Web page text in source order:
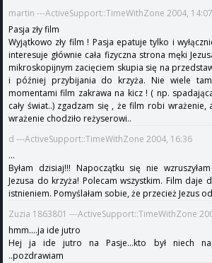
martin ---ActiveSupport::TimeWithZone 2004, 14:07
Pasja zły film
Wyjątkowo zły film ! Pasja epatuje tylko i
interesuje głównie cała fizyczna strona męki
mikroskopijnym zacięciem skupia się na
i później przybijania do krzyża. Nie wiele
momentami film zakrawa na kicz ! ( np.
cały świat..) zgadzam się , że film robi
wrażenie chodziło reżyserowi..
d ---ActiveSupport::TimeWithZone 2004, 16:36
...
Byłam dzisiaj!!! Napoczątku się nie
Jezusa do krzyża! Polecam wszystkim. Film daje
istnieniem. Pomyślałam sobie, że przecież Jezus
Zuzia 1863801 ---ActiveSupport::TimeWithZone
hmm....ja ide jutro
Hej ja ide jutro na Pasje...kto był niech
..pozdrawiam